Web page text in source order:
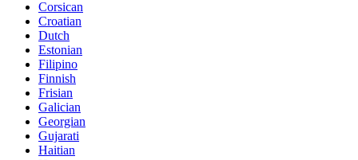
Corsican
Croatian
Dutch
Estonian
Filipino
Finnish
Frisian
Galician
Georgian
Gujarati
Haitian